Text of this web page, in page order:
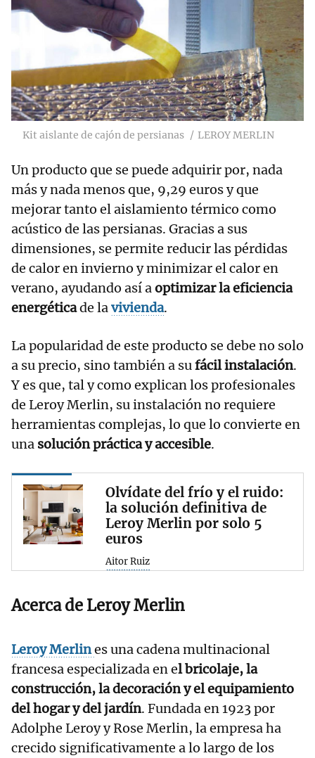
Kit aislante de cajón de persianas LEROY MERLIN
Un producto que se puede adquirir por, nada
más y nada menos que, 9,29 euros y que
mejorar tanto el aislamiento térmico como
acústico de las persianas. Gracias a sus
dimensiones, se permite reducir las pérdidas
de calor en invierno y minimizar el calor en
verano, ayudando así aoptimizar la eficiencia
energéticade lavivienda.
La popularidad de este producto se debe no solo
a su precio, sino también a sufácil instalación.
Y es que, tal y como explican los profesionales
de Leroy Merlin, su instalación no requiere
herramientas complejas, lo que lo convierte en
una solución práctica y accesible.
Olvídate del frío y el ruido:
la solución definitiva de
Leroy Merlin por solo 5
euros
Aitor Ruiz
Acerca de Leroy Merlin
Leroy Merlines una cadena multinacional
francesa especializada en el bricolaje, la
construcción, la decoración y el equipamiento
del hogar y del jardín. Fundada en 1923 por
Adolphe Leroy y Rose Merlin, la empresa ha
crecido significativamente a lo largo de los